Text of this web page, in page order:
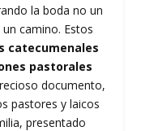
la boda no un
camino. Estos
catecumenales
pastorales
documento,
pastores y laicos
presentado